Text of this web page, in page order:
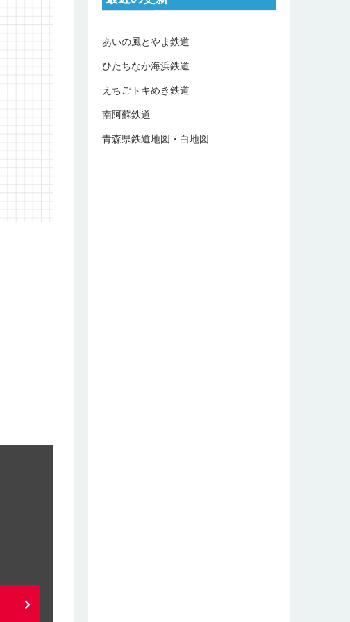
あいの風とやま鉄道
ひたちなか海浜鉄道
えちごトキめき鉄道
南阿蘇鉄道
青森県鉄道地図・白地図